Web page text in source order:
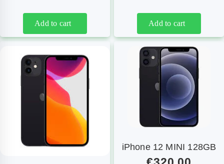
Add to cart Add to cart
iPhone 12 MINI 128GB